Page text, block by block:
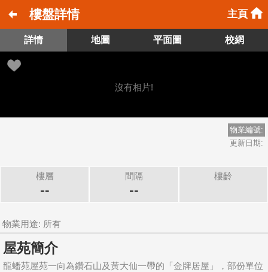
樓盤詳情 主頁
詳情 地圖 平面圖 校網
沒有相片!
物業編號:
更新日期:
樓層
--
間隔
--
樓齡
物業用途: 所有
屋苑簡介
龍蟠苑屋苑一向為鑽石山及黃大仙一帶的「金牌居屋」，部份單位